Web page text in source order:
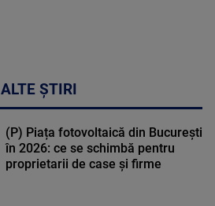
ALTE ȘTIRI
(P) Piața fotovoltaică din București
în 2026: ce se schimbă pentru
proprietarii de case și firme